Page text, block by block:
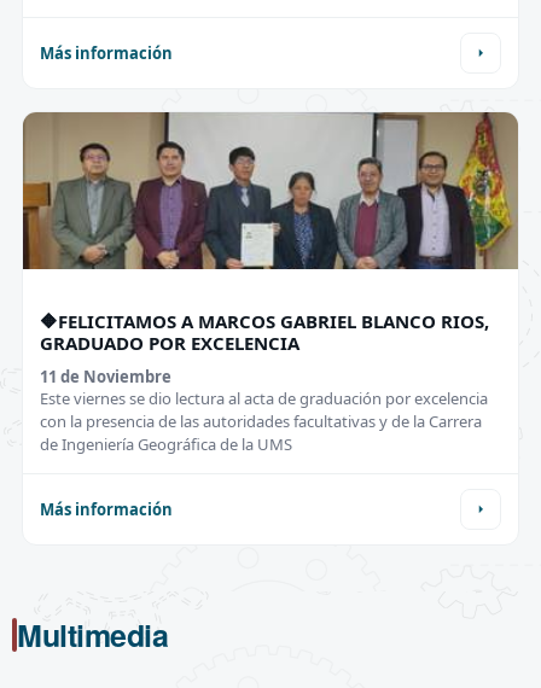
Más información
🔶FELICITAMOS A MARCOS GABRIEL BLANCO RIOS,
GRADUADO POR EXCELENCIA
11 de Noviembre
Este viernes se dio lectura al acta de graduación por excelencia
con la presencia de las autoridades facultativas y de la Carrera
de Ingeniería Geográfica de la UMS
Más información
Multimedia